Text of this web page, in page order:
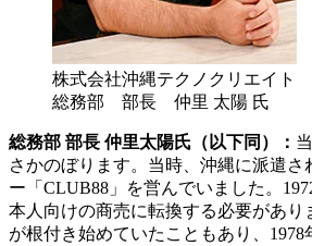
株式会社沖縄テクノクリエイト
総務部 部長 仲里 太陽 氏
総務部 部長 仲里太陽氏（以下同）：
さかのぼります。当時、沖縄に派遣
ー「CLUB88」を営んでいました。
本人向けの商売に転換する必要があり
が根付き始めていたこともあり、1978